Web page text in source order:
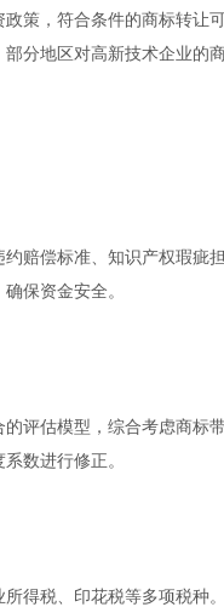
策，符合条件的商标转让
分地区对高新技术企业的
赔偿标准、知识产权瑕疵
保资金安全。
评估模型，综合考虑商标
数进行修正。
得税、印花税等多项税种